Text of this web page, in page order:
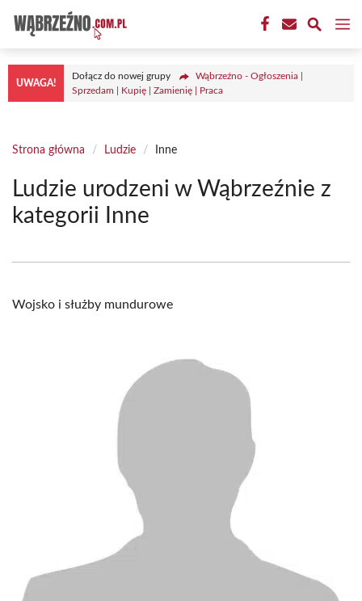
treści
UWAGA!
Dołącz do nowej grupy
Wąbrzeźno - Ogłoszenia |
Sprzedam | Kupię | Zamienię | Praca
Strona główna / Ludzie / Inne
Ludzie urodzeni w Wąbrzeźnie z
kategorii Inne
Wojsko i służby mundurowe